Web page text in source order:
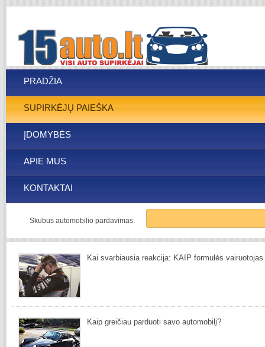
PRADŽIA
SUPIRKĖJŲ PAIEŠKA
ĮDOMYBĖS
APIE MUS
KONTAKTAI
Skubus automobilio pardavimas.
Kai svarbiausia reakcija: KAIP formulės
Kaip greičiau parduoti savo automobilį?